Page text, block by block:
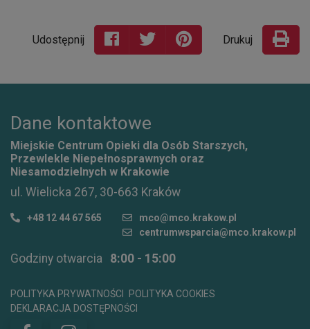
Udostępnij Drukuj
Dane kontaktowe
Miejskie Centrum Opieki dla Osób Starszych,
Przewlekle Niepełnosprawnych oraz
Niesamodzielnych w Krakowie
ul. Wielicka 267, 30-663 Kraków
+48 12 44 67 565
mco@mco.krakow.pl
centrumwsparcia@mco.krakow.pl
Godziny otwarcia 8:00 - 15:00
POLITYKA PRYWATNOŚCI
POLITYKA COOKIES
DEKLARACJA DOSTĘPNOŚCI